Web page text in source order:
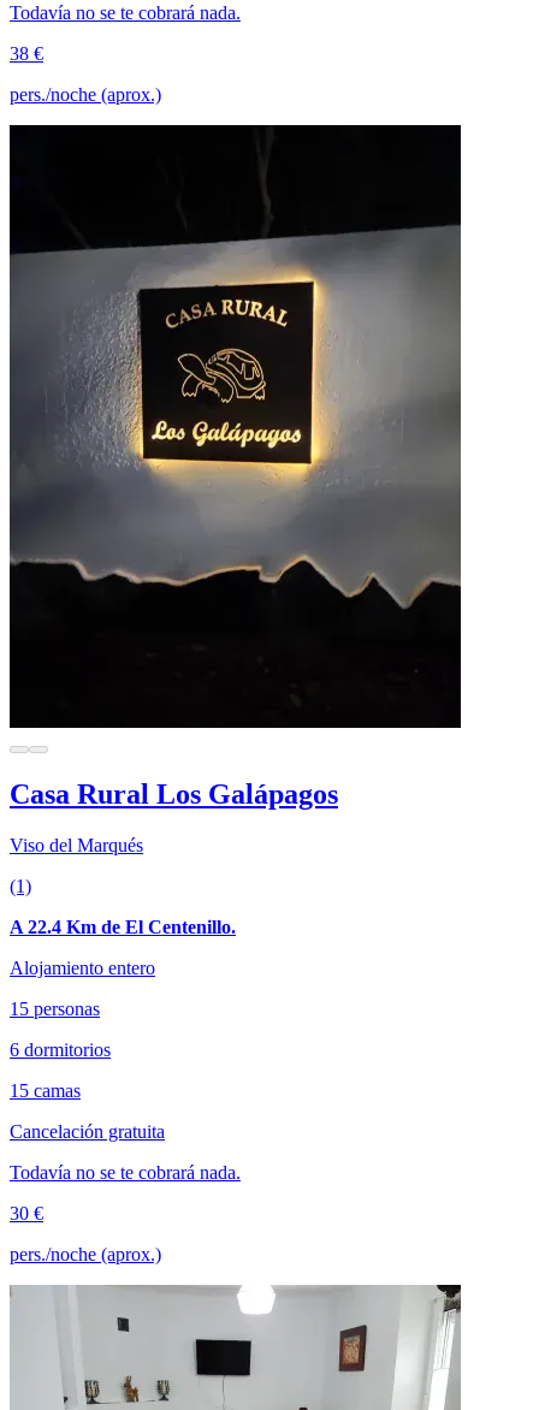
Todavía no se te cobrará nada.
38 €
pers./noche (aprox.)
Casa Rural Los Galápagos
Viso del Marqués
(1)
A 22.4 Km de El Centenillo.
Alojamiento entero
15 personas
6 dormitorios
15 camas
Cancelación gratuita
Todavía no se te cobrará nada.
30 €
pers./noche (aprox.)